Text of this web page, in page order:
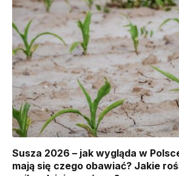
Susza 2026 – jak wygląda w
mają się czego obawiać? Jakie